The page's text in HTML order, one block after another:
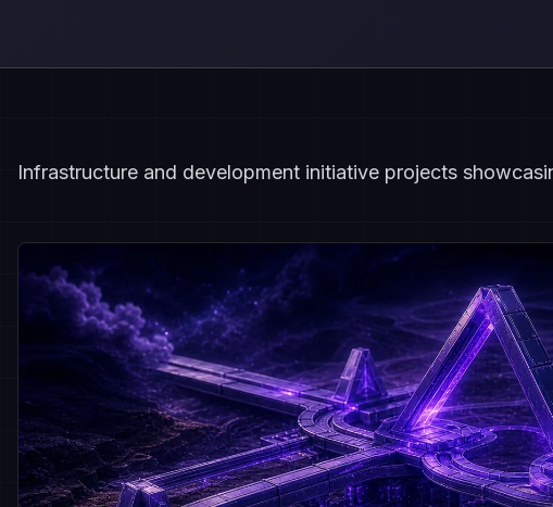
Infrastructure and development initiative projects